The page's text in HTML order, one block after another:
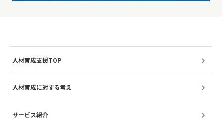
人材育成支援TOP
人材育成に対する考え
サービス紹介